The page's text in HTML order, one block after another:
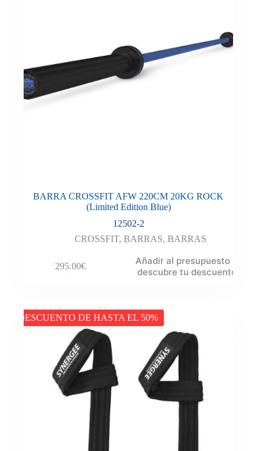
BARRA CROSSFIT AFW 220CM 20KG ROCK
(Limited Edition Blue)
12502-2
CROSSFIT, BARRAS, BARRAS
295.00€
Añadir al presupuesto y
descubre tu descuento
DESCUENTO DE HASTA EL 50%